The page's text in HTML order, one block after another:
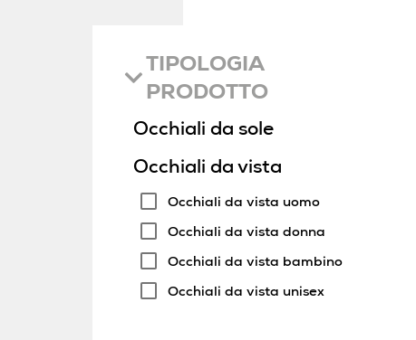
TIPOLOGIA
PRODOTTO
Occhiali da sole
Occhiali da vista
Occhiali da vista uomo
Occhiali da vista donna
Occhiali da vista bambino
Occhiali da vista unisex